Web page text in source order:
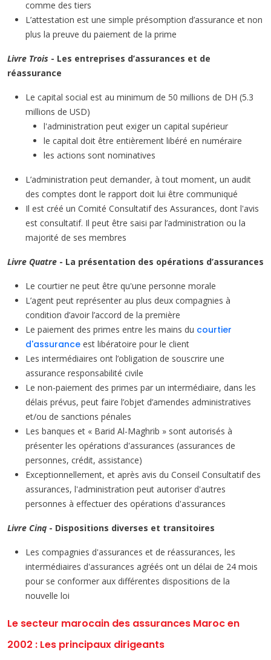
comme des tiers
L’attestation est une simple présomption d’assurance et non
plus la preuve du paiement de la prime
Livre Trois - Les entreprises d’assurances et de
réassurance
Le capital social est au minimum de 50 millions de DH (5.3
millions de USD)
l'administration peut exiger un capital supérieur
le capital doit être entièrement libéré en numéraire
les actions sont nominatives
L’administration peut demander, à tout moment, un audit
des comptes dont le rapport doit lui être communiqué
Il est créé un Comité Consultatif des Assurances, dont l'avis
est consultatif. Il peut être saisi par l’administration ou la
majorité de ses membres
Livre Quatre - La présentation des opérations d’assurances
Le courtier ne peut être qu'une personne morale
L’agent peut représenter au plus deux compagnies à
condition d’avoir l’accord de la première
Le paiement des primes entre les mains du courtier
d'assurance est libératoire pour le client
Les intermédiaires ont l’obligation de souscrire une
assurance responsabilité civile
Le non-paiement des primes par un intermédiaire, dans les
délais prévus, peut faire l’objet d’amendes administratives
et/ou de sanctions pénales
Les banques et « Barid Al-Maghrib » sont autorisés à
présenter les opérations d'assurances (assurances de
personnes, crédit, assistance)
Exceptionnellement, et après avis du Conseil Consultatif des
assurances, l'administration peut autoriser d'autres
personnes à effectuer des opérations d'assurances
Livre Cinq - Dispositions diverses et transitoires
Les compagnies d'assurances et de réassurances, les
intermédiaires d'assurances agréés ont un délai de 24 mois
pour se conformer aux différentes dispositions de la
nouvelle loi
Le secteur marocain des assurances Maroc en
2002 : Les principaux dirigeants